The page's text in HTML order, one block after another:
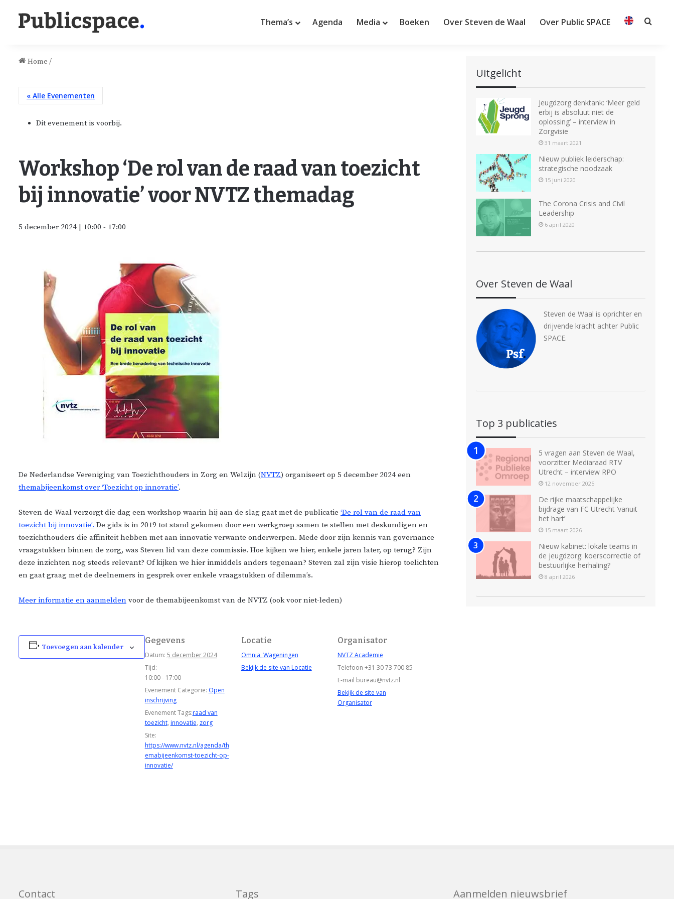
Thema’s Agenda Media Boeken Over Steven de Waal Over Public SPACE
Home /
« Alle Evenementen
Dit evenement is voorbij.
Workshop ‘De rol van de raad van toezicht
bij innovatie’ voor NVTZ themadag
5 december 2024 | 10:00 - 17:00
De Nederlandse Vereniging van Toezichthouders in Zorg en Welzijn (NVTZ) organiseert op 5 december 2024 een
themabijeenkomst over ‘Toezicht op innovatie’.
Steven de Waal verzorgt die dag een workshop waarin hij aan de slag gaat met de publicatie ‘De rol van de raad van
toezicht bij innovatie’. De gids is in 2019 tot stand gekomen door een werkgroep samen te stellen met deskundigen en
toezichthouders die affiniteit hebben met aan innovatie verwante onderwerpen. Mede door zijn kennis van governance
vraagstukken binnen de zorg, was Steven lid van deze commissie. Hoe kijken we hier, enkele jaren later, op terug? Zijn
deze inzichten nog steeds relevant? Of kijken we hier inmiddels anders tegenaan? Steven zal zijn visie hierop toelichten
en gaat graag met de deelnemers in gesprek over enkele vraagstukken of dilemma’s.
Meer informatie en aanmelden voor de themabijeenkomst van de NVTZ (ook voor niet-leden)
Toevoegen aan kalender
Gegevens
Datum: 5 december 2024
Tijd:
10:00 - 17:00
Evenement Categorie: Open
inschrijving
Evenement Tags:raad van
toezicht, innovatie, zorg
Site:
https://www.nvtz.nl/agenda/th
emabijeenkomst-toezicht-op-
innovatie/
Locatie
Omnia, Wageningen
Bekijk de site van Locatie
Organisator
NVTZ Academie
Telefoon +31 30 73 700 85
E-mail bureau@nvtz.nl
Bekijk de site van
Organisator
Uitgelicht
Jeugdzorg denktank: ‘Meer geld
erbij is absoluut niet de
oplossing’ – interview in
Zorgvisie
31 maart 2021
Nieuw publiek leiderschap:
strategische noodzaak
15 juni 2020
The Corona Crisis and Civil
Leadership
6 april 2020
Over Steven de Waal
Steven de Waal is oprichter en
drijvende kracht achter Public
SPACE.
Top 3 publicaties
5 vragen aan Steven de Waal,
voorzitter Mediaraad RTV
Utrecht – interview RPO
12 november 2025
De rijke maatschappelijke
bijdrage van FC Utrecht ‘vanuit
het hart’
15 maart 2026
Nieuw kabinet: lokale teams in
de jeugdzorg: koerscorrectie of
bestuurlijke herhaling?
8 april 2026
Contact Tags Aanmelden nieuwsbrief